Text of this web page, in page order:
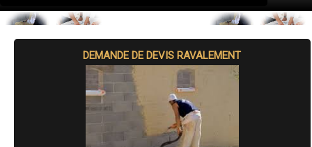
DEMANDE DE DEVIS RAVALEMENT